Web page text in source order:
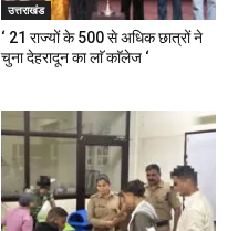
उत्तराखंड
‘ 21 राज्यों के 500 से अधिक छात्रों ने
चुना देहरादून का लाॅ काॅलेज ‘